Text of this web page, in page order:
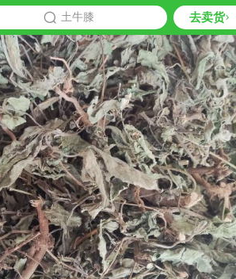
土牛膝 去卖货